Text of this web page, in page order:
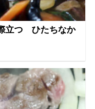
立つ ひたちなか